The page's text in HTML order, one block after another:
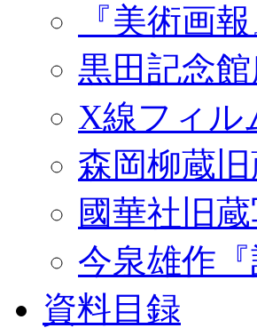
『美術画
黒田記念
X線フィル
森岡柳蔵
國華社旧
今泉雄作『
資料目録